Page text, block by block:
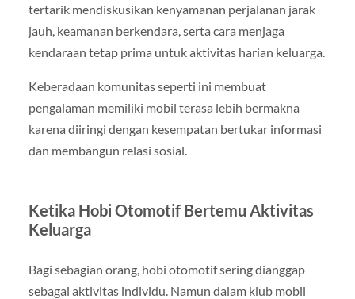
tertarik mendiskusikan kenyamanan perjalanan jarak
jauh, keamanan berkendara, serta cara menjaga
kendaraan tetap prima untuk aktivitas harian keluarga.
Keberadaan komunitas seperti ini membuat
pengalaman memiliki mobil terasa lebih bermakna
karena diiringi dengan kesempatan bertukar informasi
dan membangun relasi sosial.
Ketika Hobi Otomotif Bertemu Aktivitas
Keluarga
Bagi sebagian orang, hobi otomotif sering dianggap
sebagai aktivitas individu. Namun dalam klub mobil